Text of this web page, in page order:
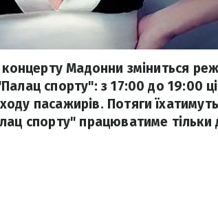
концерту Мадонни зміниться
спорту": з 17:00 до 19:00 ці
пасажирів. Потяги
спорту" працюватиме